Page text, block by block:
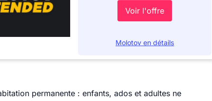
Voir l'offre
Molotov en détails
permanente : enfants, ados et adultes ne